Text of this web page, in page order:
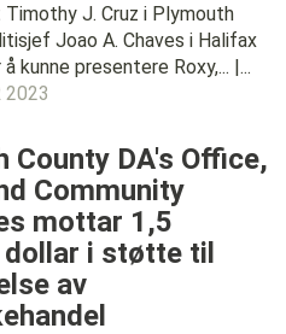
J. Cruz i Plymouth
Joao A. Chaves i Halifax
kunne presentere Roxy,... |...
2023
County DA's Office,
Community
mottar 1,5
i støtte til
av